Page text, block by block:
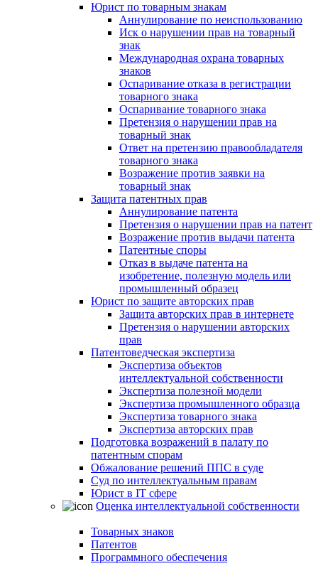
Юрист по товарным знакам
Аннулирование по неиспользованию
Иск о нарушении прав на товарный
знак
Международная охрана товарных
знаков
Оспаривание отказа в регистрации
товарного знака
Оспаривание товарного знака
Претензия о нарушении прав на
товарный знак
Ответ на претензию правообладателя
товарного знака
Возражение против заявки на
товарный знак
Защита патентных прав
Аннулирование патента
Претензия о нарушении прав на патент
Возражение против выдачи патента
Патентные споры
Отказ в выдаче патента на
изобретение, полезную модель или
промышленный образец
Юрист по защите авторских прав
Защита авторских прав в интернете
Претензия о нарушении авторских
прав
Патентоведческая экспертиза
Экспертиза объектов
интеллектуальной собственности
Экспертиза полезной модели
Экспертиза промышленного образца
Экспертиза товарного знака
Экспертиза авторских прав
Подготовка возражений в палату по
патентным спорам
Обжалование решений ППС в суде
Суд по интеллектуальным правам
Юрист в IT сфере
Оценка интеллектуальной собственности
Товарных знаков
Патентов
Программного обеспечения